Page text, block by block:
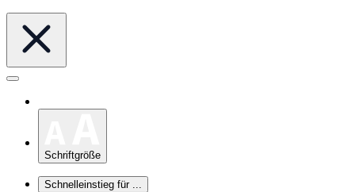
Schriftgröße
Schnelleinstieg für ...